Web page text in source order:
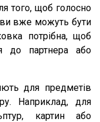
того, щоб голосно
вже можуть бути
потрібна, щоб
до партнера або
для предметів
Наприклад, для
картин або